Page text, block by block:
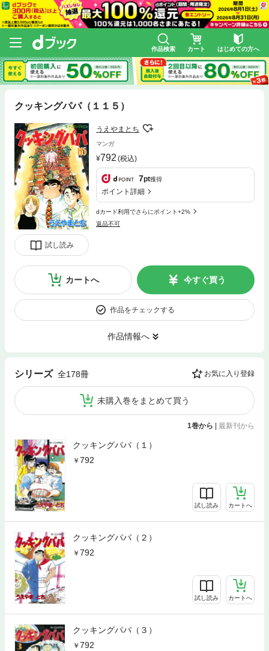
作品検索 カート はじめての方へ
クッキングパパ（１１５）
試し読み
うえやまとち
マンガ
792 (税込)
7pt獲得
ポイント詳細
dカード利用でさらにポイント+2%
返品不可
カートへ 今すぐ買う
作品をチェックする
作品情報へ
シリーズ 全178冊 お気に入り登録
未購入巻をまとめて買う
1巻から | 最新刊から
クッキングパパ（１）
792
試し読み カートへ
クッキングパパ（２）
792
試し読み カートへ
クッキングパパ（３）
792